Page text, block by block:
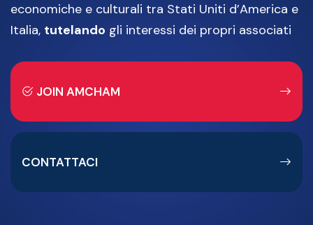
economiche e culturali tra Stati Uniti d’America e
Italia, tutelando gli interessi dei propri associati
JOIN AMCHAM
CONTATTACI